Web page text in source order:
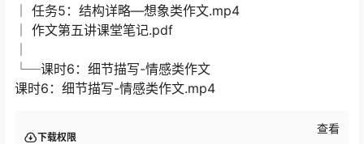
│ 任务5：结构详略—想象类作文.mp4
│ 作文第五讲课堂笔记.pdf
└─课时6：细节描写-情感类作文
课时6：细节描写-情感类作文.mp4
下载权限
查看